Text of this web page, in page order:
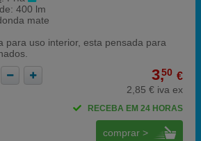
400 lm
mate
para uso interior, esta pensada para
3,50 €
2,85 € iva ex
RECEBA EM 24 HORAS
comprar >